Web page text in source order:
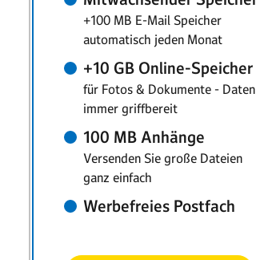
+100 MB E-Mail Speicher
automatisch jeden Monat
+10 GB Online-Speicher
für Fotos & Dokumente - Daten
immer griffbereit
100 MB Anhänge
Versenden Sie große Dateien
ganz einfach
Werbefreies Postfach